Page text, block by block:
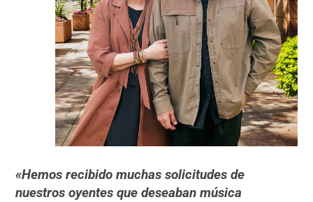
«Hemos recibido muchas solicitudes de
nuestros oyentes que deseaban música